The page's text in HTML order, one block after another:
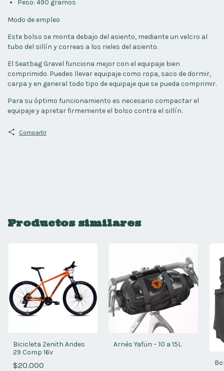
Peso: 490 gramos
Modo de empleo
Este bolso se monta debajo del asiento, mediante un velcro al
tubo del sillín y correas a los rieles del asiento.
El Seatbag Gravel funciona mejor con el equipaje bien
comprimido. Puedes llevar equipaje como ropa, saco de dormir,
carpa y en general todo tipo de equipaje que se pueda comprimir.
Para su óptimo funcionamiento es necesario compactar el
equipaje y apretar firmemente el bolso contra el sillín.
Compartir
Productos similares
Bicicleta Zenith Andes
29 Comp 16v
$20.000
Arnés Yafün – 10 a 15L